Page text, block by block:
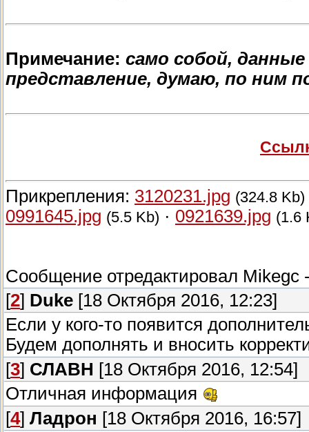
Примечание: само собой,
представление, думаю, по ним
Прикрепления: 3120231.jpg (324.8 Kb)
0991645.jpg (5.5 Kb) · 0921639.jpg (1.6
Сообщение отредактировал Mikegc
[2] Duke [18 Октября 2016, 12:23]
Если у кого-то появится
Будем дополнять и вносить
[3] СЛАВН [18 Октября 2016, 12:54]
Отличная информация
[4] Ладрон [18 Октября 2016, 16:57]